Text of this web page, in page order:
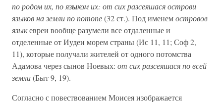
по родом их, по языком их: от сих разсеяшася острови
языков на земли по потопе(32 ст.). Под именемостровов
языкевреи вообще разумели все отдаленные и
отделенные от Иудеи морем страны (Ис 11, 11; Соф 2,
11), которые получали жителей от одного потомства
Адамова через сынов Ноевых: от сих разсеяшася по всей
земли(Быт 9, 19).
Согласно с повествованием Моисея изображается